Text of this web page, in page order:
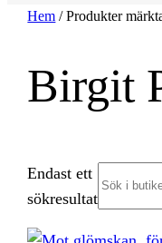
Hem / Produkter
Birgit
Endast ett
sökresultat